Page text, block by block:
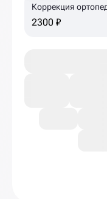
Коррекция
(детям, до 30
2300 ₽